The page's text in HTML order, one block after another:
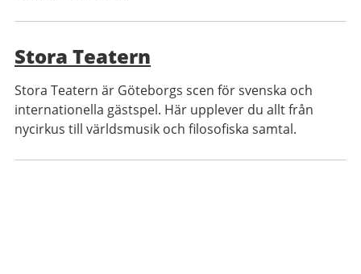
Stora Teatern
Stora Teatern är Göteborgs scen för svenska och
internationella gästspel. Här upplever du allt från
nycirkus till världsmusik och filosofiska samtal.